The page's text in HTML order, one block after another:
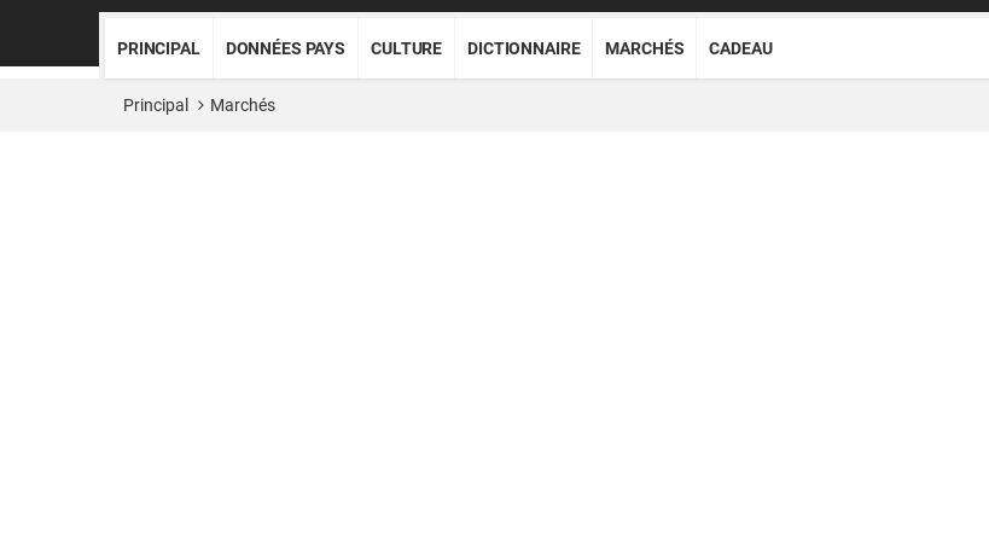
PRINCIPAL DONNÉES PAYS CULTURE DICTIONNAIRE MARCHÉS CADEAU
Principal Marchés